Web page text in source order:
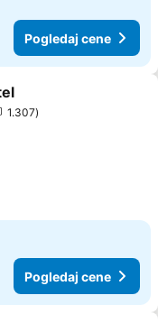
Pogledaj cene
favorite
1.307
Pogledaj cene